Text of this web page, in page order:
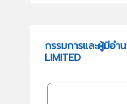
กรรมการและผู้มีอำ
LIMITED